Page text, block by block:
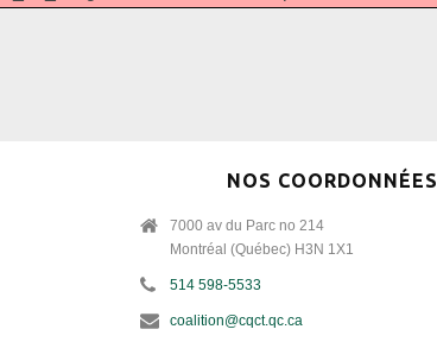
NOS COORDONNÉES
7000 av du Parc no 214
Montréal (Québec) H3N 1X1
514 598-5533
coalition@cqct.qc.ca